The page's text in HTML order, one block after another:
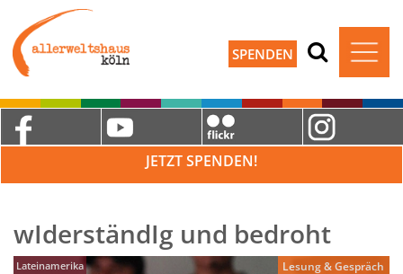
SPENDEN
JETZT SPENDEN!
wIderständIg und bedroht
Lateinamerika Lesung & Gespräch